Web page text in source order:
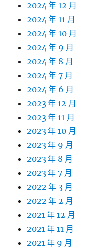
2024 年 12 月
2024 年 11 月
2024 年 10 月
2024 年 9 月
2024 年 8 月
2024 年 7 月
2024 年 6 月
2023 年 12 月
2023 年 11 月
2023 年 10 月
2023 年 9 月
2023 年 8 月
2023 年 7 月
2022 年 3 月
2022 年 2 月
2021 年 12 月
2021 年 11 月
2021 年 9 月